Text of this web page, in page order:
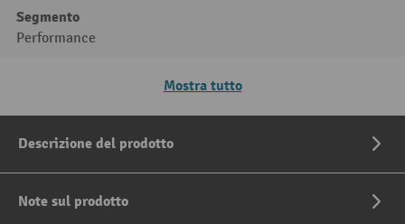
Segmento
Performance
Mostra tutto
Descrizione del prodotto
Note sul prodotto